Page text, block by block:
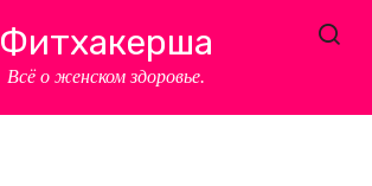
Фитхакерша
Всё о женском здоровье.